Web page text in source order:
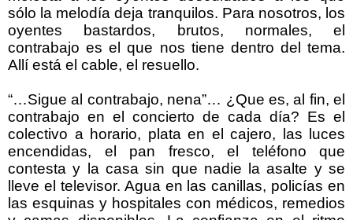
sólo la melodía deja tranquilos. Para nosotros, los
oyentes bastardos, brutos, normales, el
contrabajo es el que nos tiene dentro del tema.
Allí está el cable, el resuello.
“…Sigue al contrabajo, nena”… ¿Que es, al fin, el
contrabajo en el concierto de cada día? Es el
colectivo a horario, plata en el cajero, las luces
encendidas, el pan fresco, el teléfono que
contesta y la casa sin que nadie la asalte y se
lleve el televisor. Agua en las canillas, policías en
las esquinas y hospitales con médicos, remedios